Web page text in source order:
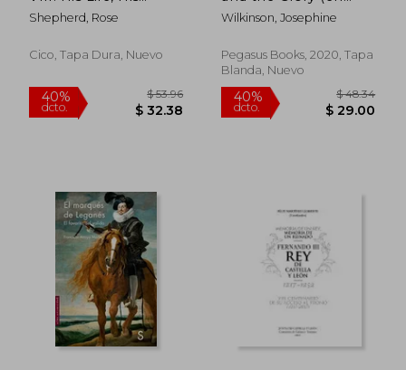
40%
dcto.
$ 81.65
$ 48.99
40%
dcto. $
Palaces, His Wives (en
Inglés)
Shepherd, Rose
Cico, Tapa Dura, Nuevo
Inglés)
Wilkinson, Josephine
Pegasus Books, 2020, Tapa
Blanda, Nuevo